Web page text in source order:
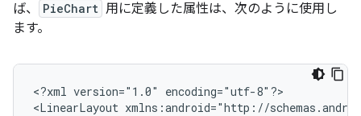
ば、
PieChart 用に定義した属性は、次のように使用し
ます。
<?xml version="1.0"
encoding="utf-8"?>
<LinearLayout